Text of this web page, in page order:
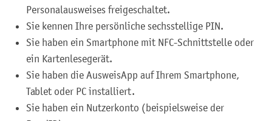
Personalausweises freigeschaltet.
Sie kennen Ihre persönliche sechsstellige PIN.
Sie haben ein Smartphone mit NFC-Schnittstelle oder
ein Kartenlesegerät.
Sie haben die AusweisApp auf Ihrem Smartphone,
Tablet oder PC installiert.
Sie haben ein Nutzerkonto (beispielsweise der